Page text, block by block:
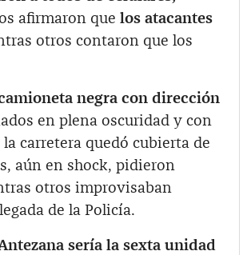
afirmaron que los atacantes
otros contaron que los
negra con dirección
en plena oscuridad y con
carretera quedó cubierta de
aún en shock, pidieron
otros improvisaban
de la Policía.
sería la sexta unidad